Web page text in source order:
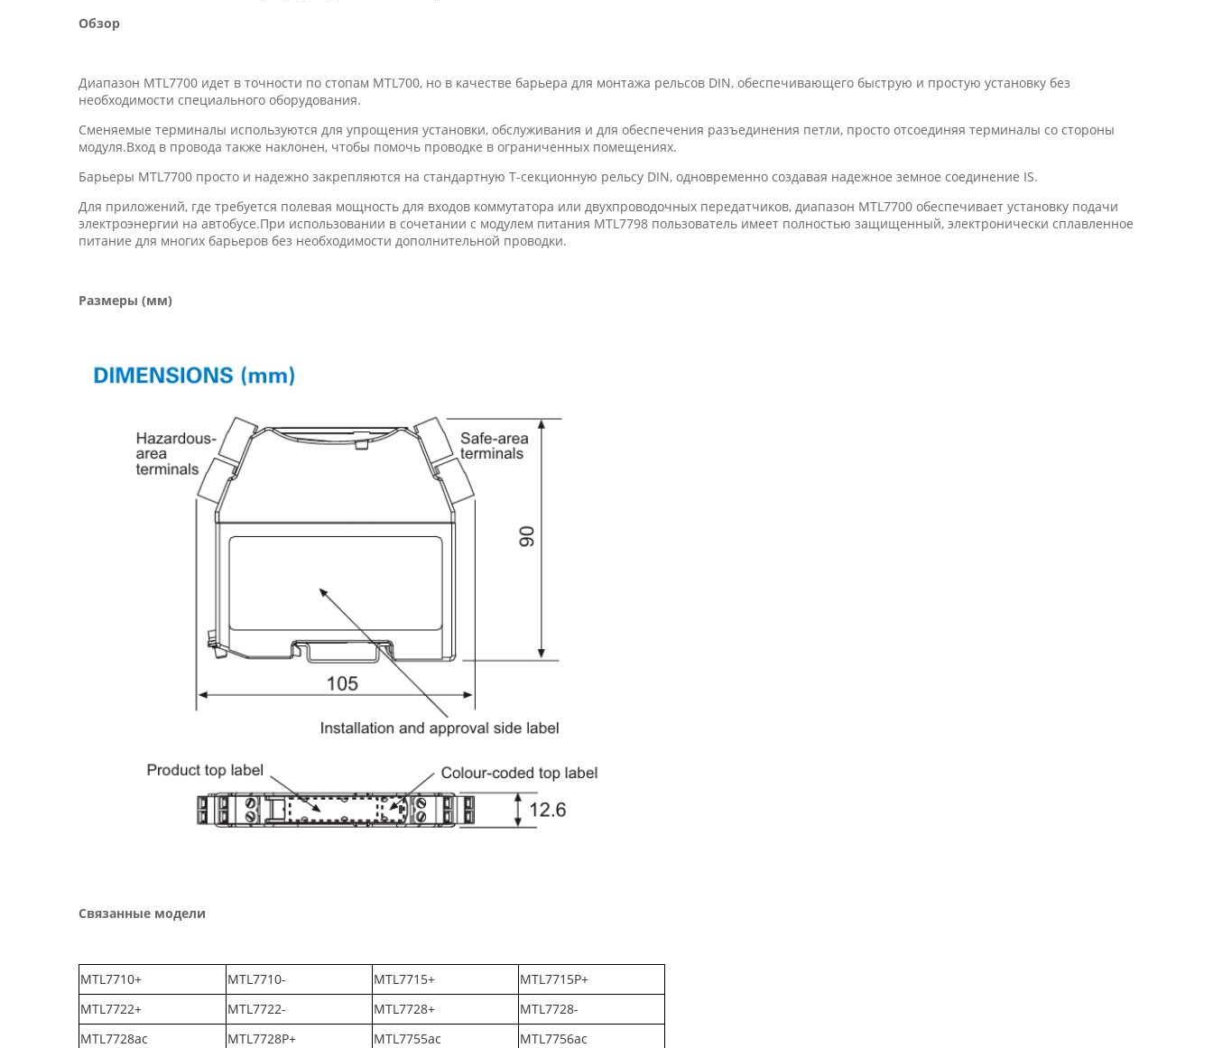
Обзор
Диапазон MTL7700 идет в точности по стопам MTL700, но в качестве барьера для монтажа рельсов DIN, обеспечивающего быструю и простую установку без
необходимости специального оборудования.
Сменяемые терминалы используются для упрощения установки, обслуживания и для обеспечения разъединения петли, просто отсоединяя терминалы со стороны
модуля.Вход в провода также наклонен, чтобы помочь проводке в ограниченных помещениях.
Барьеры MTL7700 просто и надежно закрепляются на стандартную Т-секционную рельсу DIN, одновременно создавая надежное земное соединение IS.
Для приложений, где требуется полевая мощность для входов коммутатора или двухпроводочных передатчиков, диапазон MTL7700 обеспечивает установку подачи
электроэнергии на автобусе.При использовании в сочетании с модулем питания MTL7798 пользователь имеет полностью защищенный, электронически сплавленное
питание для многих барьеров без необходимости дополнительной проводки.
Размеры (мм)
Связанные модели
MTL7710+ MTL7710- MTL7715+
MTL7715P+
MTL7722+
MTL7722- MTL7728+
MTL7728-
MTL7728ac
MTL7728P+ MTL7755ac
MTL7756ac